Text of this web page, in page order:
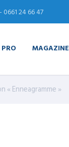
0661 24 66 47
MAGAZINE
« Enneagramme »